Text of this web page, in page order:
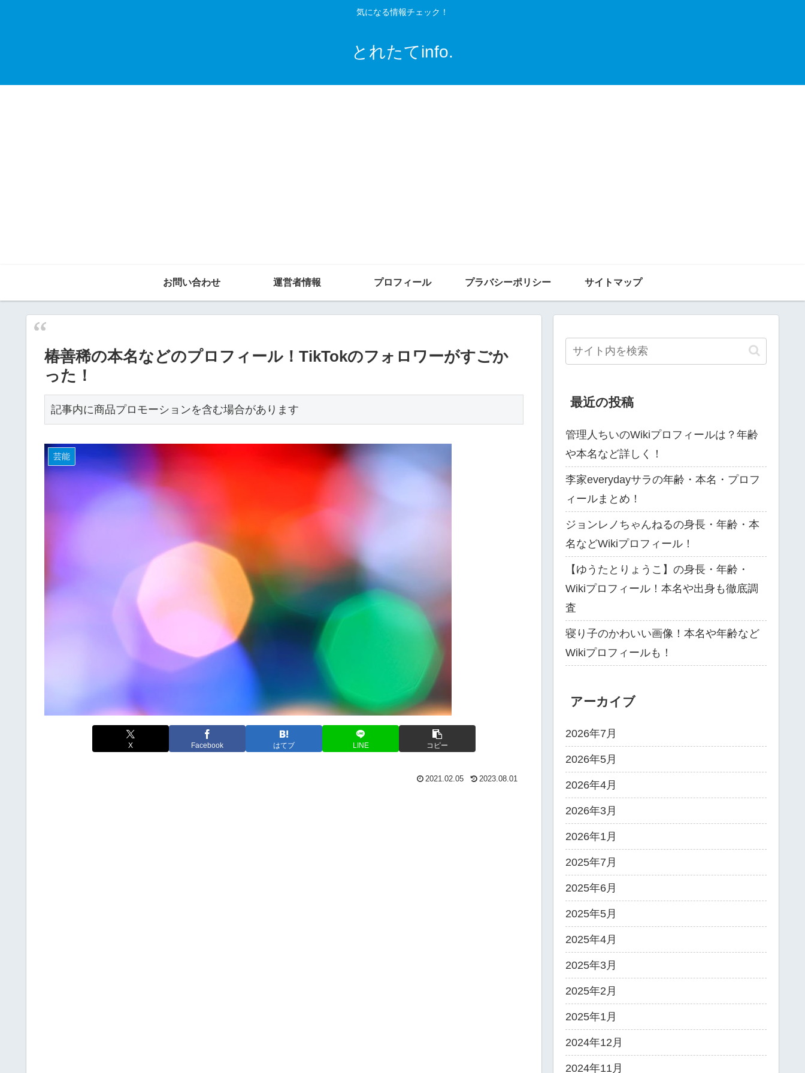
気になる情報チェック！
とれたてinfo.
お問い合わせ 運営者情報 プロフィール プラバシーポリシー サイトマップ
椿善稀の本名などのプロフィール！TikTokのフォロワーがすごか
った！
記事内に商品プロモーションを含む場合があります
芸能
X Facebook はてブ LINE コピー
2021.02.05 2023.08.01
最近の投稿
管理人ちいのWikiプロフィールは？年齢
や本名など詳しく！
李家everydayサラの年齢・本名・プロフ
ィールまとめ！
ジョンレノちゃんねるの身長・年齢・本
名などWikiプロフィール！
【ゆうたとりょうこ】の身長・年齢・
Wikiプロフィール！本名や出身も徹底調
査
寝り子のかわいい画像！本名や年齢など
Wikiプロフィールも！
アーカイブ
2026年7月
2026年5月
2026年4月
2026年3月
2026年1月
2025年7月
2025年6月
2025年5月
2025年4月
2025年3月
2025年2月
2025年1月
2024年12月
2024年11月